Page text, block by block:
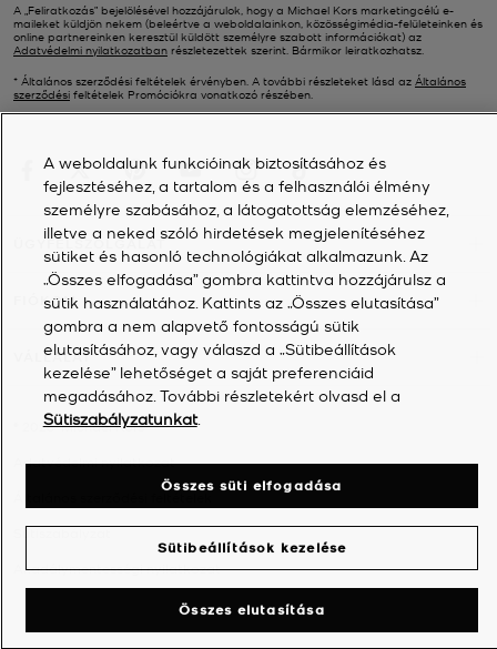
A „Feliratkozás” bejelölésével hozzájárulok, hogy a Michael Kors marketingcélú e-
maileket küldjön nekem (beleértve a weboldalainkon, közösségimédia-felületeinken és
online partnereinken keresztül küldött személyre szabott információkat) az
Adatvédelmi nyilatkozatban részletezettek szerint. Bármikor leiratkozhatsz.
* Általános szerződési feltételek érvényben. A további részleteket lásd az Általános
szerződési feltételek Promóciókra vonatkozó részében.
ÜGYFÉLSZOLGÁLAT
FIÓKOM
VÁLLALAT
2026Michael Kors
Adatvédelmi nyilatkozat
Sütiszabályzat
Akadálymentességi nyilatkozat
A weboldalunk funkcióinak biztosításához és
fejlesztéséhez, a tartalom és a felhasználói élmény
személyre szabásához, a látogatottság elemzéséhez,
illetve a neked szóló hirdetések megjelenítéséhez
sütiket és hasonló technológiákat alkalmazunk. Az
„Összes elfogadása” gombra kattintva hozzájárulsz a
sütik használatához. Kattints az „Összes elutasítása”
gombra a nem alapvető fontosságú sütik
elutasításához, vagy válaszd a „Sütibeállítások
kezelése” lehetőséget a saját preferenciáid
megadásához. További részletekért olvasd el a
Sütiszabályzatunkat.
Sütibeállítások kezelése
Összes elutasítása
Összes süti elfogadása